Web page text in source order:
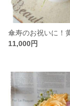
11,000円